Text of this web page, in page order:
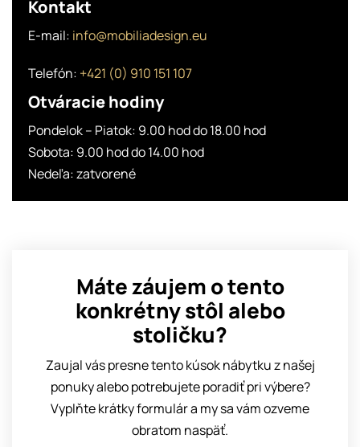
Kontakt
E-mail: info@mobiliadesign.eu
Telefón: +421 (0) 910 151 107
Otváracie hodiny
Pondelok – Piatok: 9.00 hod do 18.00 hod
Sobota: 9.00 hod do 14.00 hod
Nedeľa: zatvorené
Máte záujem o tento
konkrétny stôl alebo
stoličku?
Zaujal vás presne tento kúsok nábytku z našej
ponuky alebo potrebujete poradiť pri výbere?
Vyplňte krátky formulár a my sa vám ozveme
obratom naspäť.